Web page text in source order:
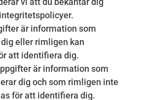
är information som
eller rimligen kan
att identifiera dig.
är information som
dig och som rimligen inte
för att identifiera dig.